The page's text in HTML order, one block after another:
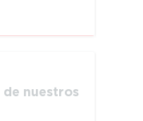
nuestros